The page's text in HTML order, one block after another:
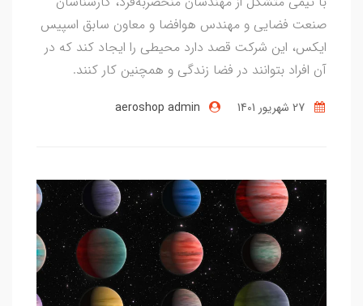
صنعت فضایی و مهندس هوافضا و معاون سابق اسپیس
ایکس، این شرکت قصد دارد محیطی را ایجاد کند که در
آن افراد بتوانند در فضا زندگی و همچنین کار کنند.
aeroshop admin